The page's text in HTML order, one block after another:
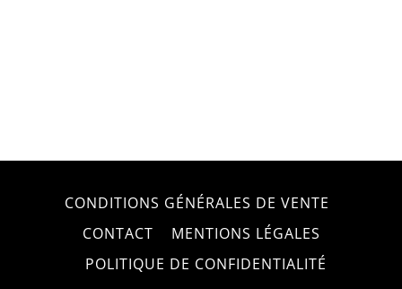
CONDITIONS GÉNÉRALES DE VENTE
CONTACT
MENTIONS LÉGALES
POLITIQUE DE CONFIDENTIALITÉ